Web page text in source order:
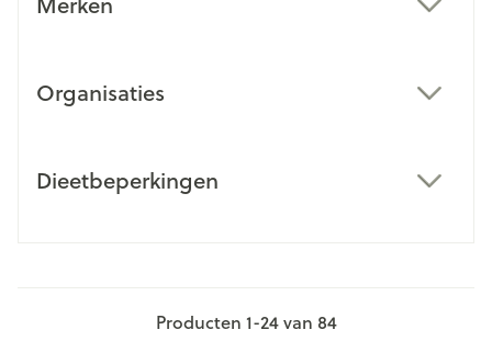
Organisaties
Dieetbeperkingen
Producten 1-24van 84